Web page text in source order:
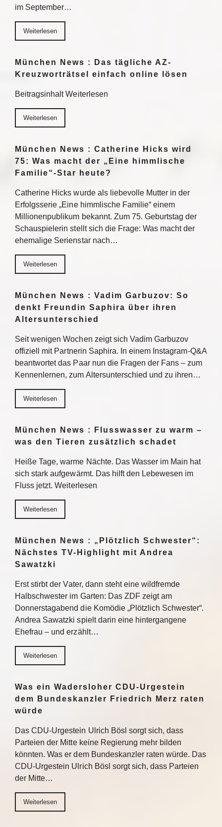
im September…
Weiterlesen
München News : Das tägliche AZ-
Kreuzworträtsel einfach online lösen
Beitragsinhalt Weiterlesen
Weiterlesen
München News : Catherine Hicks wird
75: Was macht der „Eine himmlische
Familie“-Star heute?
Catherine Hicks wurde als liebevolle Mutter in der
Erfolgsserie „Eine himmlische Familie“ einem
Millionenpublikum bekannt. Zum 75. Geburtstag der
Schauspielerin stellt sich die Frage: Was macht der
ehemalige Serienstar nach…
Weiterlesen
München News : Vadim Garbuzov: So
denkt Freundin Saphira über ihren
Altersunterschied
Seit wenigen Wochen zeigt sich Vadim Garbuzov
offiziell mit Partnerin Saphira. In einem Instagram-Q&A
beantwortet das Paar nun die Fragen der Fans – zum
Kennenlernen, zum Altersunterschied und zu ihren…
Weiterlesen
München News : Flusswasser zu warm –
was den Tieren zusätzlich schadet
Heiße Tage, warme Nächte. Das Wasser im Main hat
sich stark aufgewärmt. Das hilft den Lebewesen im
Fluss jetzt. Weiterlesen
Weiterlesen
München News : „Plötzlich Schwester“:
Nächstes TV-Highlight mit Andrea
Sawatzki
Erst stirbt der Vater, dann steht eine wildfremde
Halbschwester im Garten: Das ZDF zeigt am
Donnerstagabend die Komödie „Plötzlich Schwester“.
Andrea Sawatzki spielt darin eine hintergangene
Ehefrau – und erzählt…
Weiterlesen
Was ein Wadersloher CDU-Urgestein
dem Bundeskanzler Friedrich Merz raten
würde
Das CDU-Urgestein Ulrich Bösl sorgt sich, dass
Parteien der Mitte keine Regierung mehr bilden
könnten. Was er dem Bundeskanzler raten würde. Das
CDU-Urgestein Ulrich Bösl sorgt sich, dass Parteien
der Mitte…
Weiterlesen